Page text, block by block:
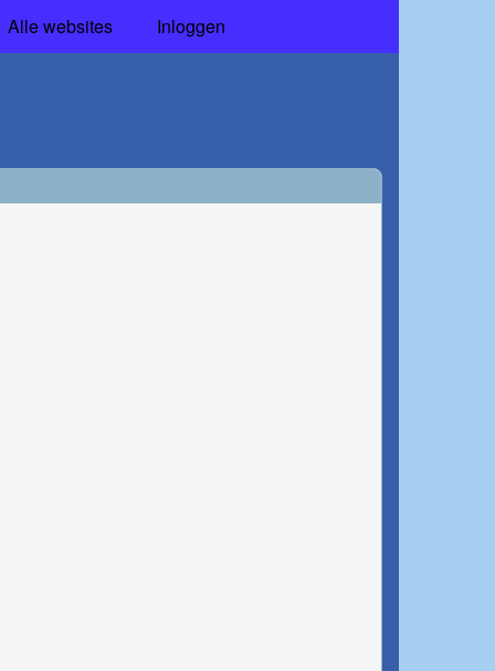
Alle websites Inloggen